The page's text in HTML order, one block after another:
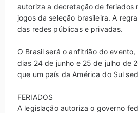
autoriza a decretação de feriados
jogos da seleção brasileira. A
das redes públicas e privadas.
O Brasil será o anfitrião do
dias 24 de junho e 25 de julho de
que um país da América do Sul
FERIADOS
A legislação autoriza o governo